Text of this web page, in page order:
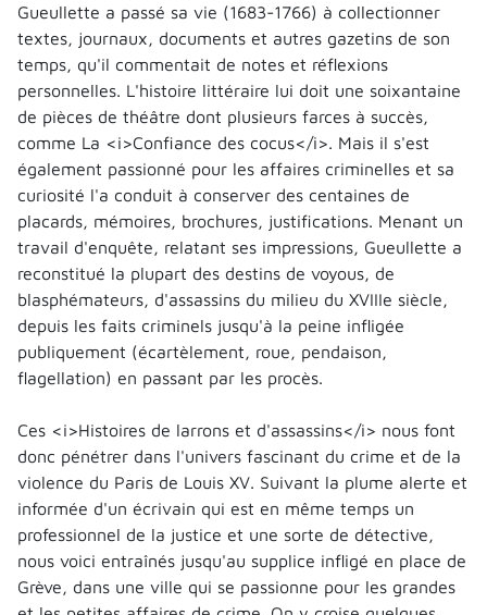
Gueullette a passé sa vie (1683-1766) à collectionner
textes, journaux, documents et autres gazetins de son
temps, qu'il commentait de notes et réflexions
personnelles. L'histoire littéraire lui doit une soixantaine
de pièces de théâtre dont plusieurs farces à succès,
comme La <i>Confiance des cocus</i>. Mais il s'est
également passionné pour les affaires criminelles et sa
curiosité l'a conduit à conserver des centaines de
placards, mémoires, brochures, justifications. Menant un
travail d'enquête, relatant ses impressions, Gueullette a
reconstitué la plupart des destins de voyous, de
blasphémateurs, d'assassins du milieu du XVIIIe siècle,
depuis les faits criminels jusqu'à la peine infligée
publiquement (écartèlement, roue, pendaison,
flagellation) en passant par les procès.
Ces <i>Histoires de larrons et d'assassins</i> nous font
donc pénétrer dans l'univers fascinant du crime et de la
violence du Paris de Louis XV. Suivant la plume alerte et
informée d'un écrivain qui est en même temps un
professionnel de la justice et une sorte de détective,
nous voici entraînés jusqu'au supplice infligé en place de
Grève, dans une ville qui se passionne pour les grandes